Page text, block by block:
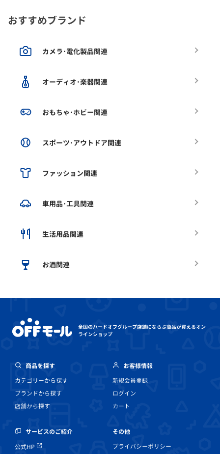
おすすめブランド
カメラ･電化製品関連
オーディオ･楽器関連
おもちゃ･ホビー関連
スポーツ･アウトドア関連
ファッション関連
車用品･工具関連
生活用品関連
お酒関連
全国のハードオフグループ店舗にならぶ商品が買えるオン
ラインショップ
商品を探す
カテゴリーから探す
ブランドから探す
店舗から探す
お客様情報
新規会員登録
ログイン
カート
サービスのご紹介
公式HP
その他
プライバシーポリシー